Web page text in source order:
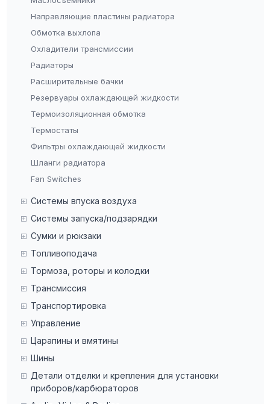
Направляющие пластины радиатора
Обмотка выхлопа
Охладители трансмиссии
Радиаторы
Расширительные бачки
Резервуары охлаждающей жидкости
Термоизоляционная обмотка
Термостаты
Фильтры охлаждающей жидкости
Шланги радиатора
Fan Switches
Системы впуска воздуха
Системы запуска/подзарядки
Сумки и рюкзаки
Топливоподача
Тормоза, роторы и колодки
Трансмиссия
Транспортировка
Управление
Царапины и вмятины
Шины
Детали отделки и крепления для установки
приборов/карбюраторов